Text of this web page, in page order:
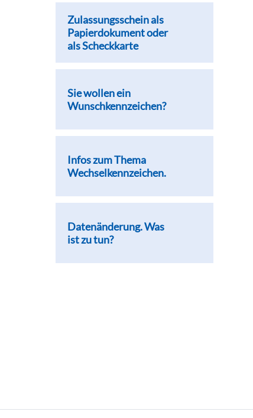
Zulassungsschein als
Papierdokument oder
als Scheckkarte
Sie wollen ein
Wunschkennzeichen?
Infos zum Thema
Wechselkennzeichen.
Datenänderung. Was
ist zu tun?